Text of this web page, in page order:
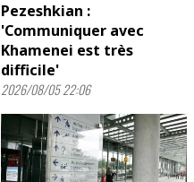
Pezeshkian :
'Communiquer avec
Khamenei est très
difficile'
2026/08/05 22:06